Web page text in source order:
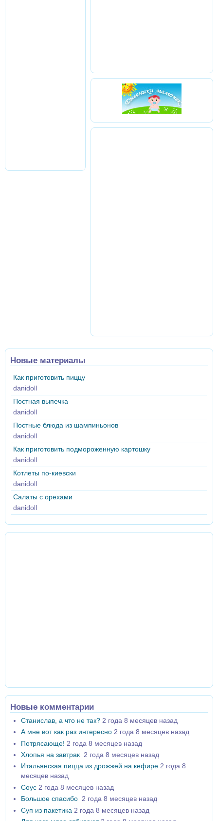
Новые материалы
Как приготовить пиццу
danidoll
Постная выпечка
danidoll
Постные блюда из шампиньонов
danidoll
Как приготовить подмороженную картошку
danidoll
Котлеты по-киевски
danidoll
Салаты с орехами
danidoll
Новые комментарии
Станислав, а что не так? 2 года 8 месяцев назад
А мне вот как раз интересно 2 года 8 месяцев назад
Потрясающе! 2 года 8 месяцев назад
Хлопья на завтрак 2 года 8 месяцев назад
Итальянская пицца из дрожжей на кефире 2 года 8
месяцев назад
Соус 2 года 8 месяцев назад
Большое спасибо 2 года 8 месяцев назад
Суп из пакетика 2 года 8 месяцев назад